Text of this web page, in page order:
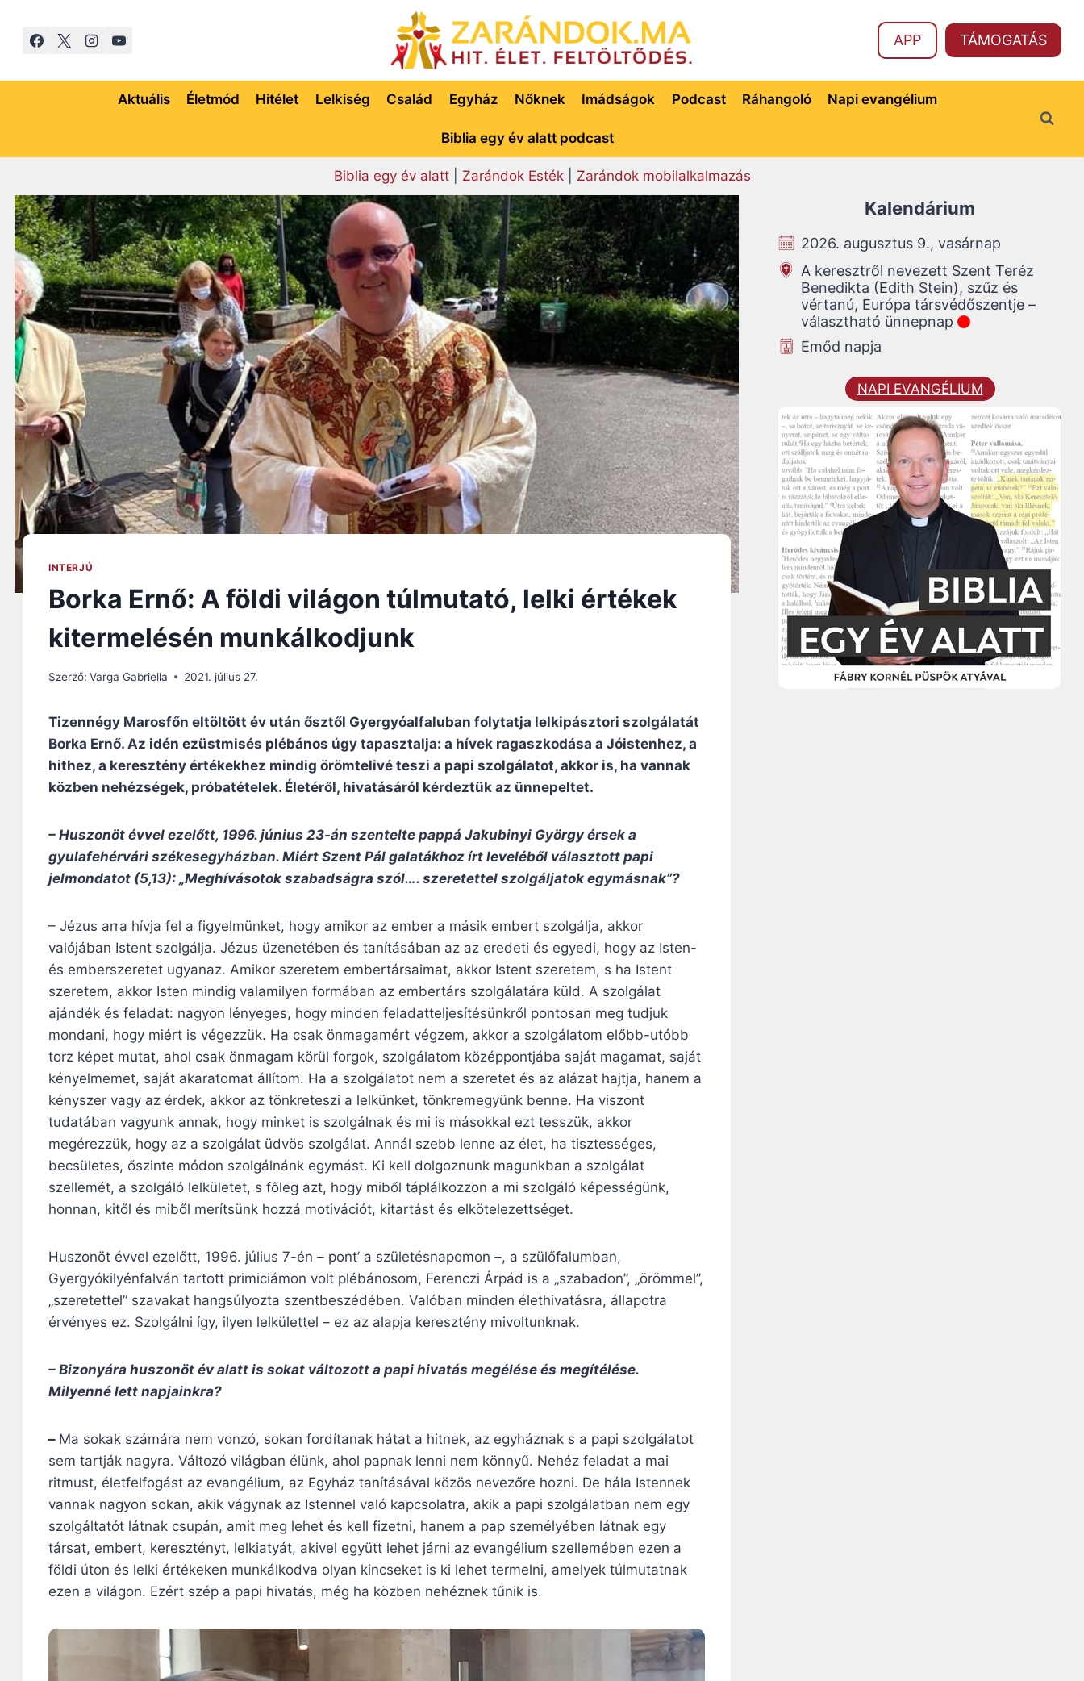
APP TÁMOGATÁS
Aktuális Életmód Hitélet Lelkiség Család Egyház Nőknek Imádságok Podcast Ráhangoló Napi evangélium
Biblia egy év alatt podcast
Biblia egy év alatt| Zarándok Esték| Zarándok mobilalkalmazás
INTERJÚ
Borka Ernő: A földi világon túlmutató, lelki értékek
kitermelésén munkálkodjunk
Szerző: Varga Gabriella 2021. július 27.
Tizennégy Marosfőn eltöltött év után ősztől Gyergyóalfaluban folytatja lelkipásztori szolgálatát
Borka Ernő. Az idén ezüstmisés plébános úgy tapasztalja: a hívek ragaszkodása a Jóistenhez, a
hithez, a keresztény értékekhez mindig örömtelivé teszi a papi szolgálatot, akkor is, ha vannak
közben nehézségek, próbatételek. Életéről, hivatásáról kérdeztük az ünnepeltet.
– Huszonöt évvel ezelőtt, 1996. június 23-án szentelte pappá Jakubinyi György érsek a
gyulafehérvári székesegyházban. Miért Szent Pál galatákhoz írt leveléből választott papi
jelmondatot (5,13): „Meghívásotok szabadságra szól…. szeretettel szolgáljatok egymásnak”?
– Jézus arra hívja fel a figyelmünket, hogy amikor az ember a másik embert szolgálja, akkor
valójában Istent szolgálja. Jézus üzenetében és tanításában az az eredeti és egyedi, hogy az Isten-
és emberszeretet ugyanaz. Amikor szeretem embertársaimat, akkor Istent szeretem, s ha Istent
szeretem, akkor Isten mindig valamilyen formában az embertárs szolgálatára küld. A szolgálat
ajándék és feladat: nagyon lényeges, hogy minden feladatteljesítésünkről pontosan meg tudjuk
mondani, hogy miért is végezzük. Ha csak önmagamért végzem, akkor a szolgálatom előbb-utóbb
torz képet mutat, ahol csak önmagam körül forgok, szolgálatom középpontjába saját magamat, saját
kényelmemet, saját akaratomat állítom. Ha a szolgálatot nem a szeretet és az alázat hajtja, hanem a
kényszer vagy az érdek, akkor az tönkreteszi a lelkünket, tönkremegyünk benne. Ha viszont
tudatában vagyunk annak, hogy minket is szolgálnak és mi is másokkal ezt tesszük, akkor
megérezzük, hogy az a szolgálat üdvös szolgálat. Annál szebb lenne az élet, ha tisztességes,
becsületes, őszinte módon szolgálnánk egymást. Ki kell dolgoznunk magunkban a szolgálat
szellemét, a szolgáló lelkületet, s főleg azt, hogy miből táplálkozzon a mi szolgáló képességünk,
honnan, kitől és miből merítsünk hozzá motivációt, kitartást és elkötelezettséget.
Huszonöt évvel ezelőtt, 1996. július 7-én – pont’ a születésnapomon –, a szülőfalumban,
Gyergyókilyénfalván tartott primiciámon volt plébánosom, Ferenczi Árpád is a „szabadon”, „örömmel”,
„szeretettel” szavakat hangsúlyozta szentbeszédében. Valóban minden élethivatásra, állapotra
érvényes ez. Szolgálni így, ilyen lelkülettel – ez az alapja keresztény mivoltunknak.
– Bizonyára huszonöt év alatt is sokat változott a papi hivatás megélése és megítélése.
Milyenné lett napjainkra?
– Ma sokak számára nem vonzó, sokan fordítanak hátat a hitnek, az egyháznak s a papi szolgálatot
sem tartják nagyra. Változó világban élünk, ahol papnak lenni nem könnyű. Nehéz feladat a mai
ritmust, életfelfogást az evangélium, az Egyház tanításával közös nevezőre hozni. De hála Istennek
vannak nagyon sokan, akik vágynak az Istennel való kapcsolatra, akik a papi szolgálatban nem egy
szolgáltatót látnak csupán, amit meg lehet és kell fizetni, hanem a pap személyében látnak egy
társat, embert, keresztényt, lelkiatyát, akivel együtt lehet járni az evangélium szellemében ezen a
földi úton és lelki értékeken munkálkodva olyan kincseket is ki lehet termelni, amelyek túlmutatnak
ezen a világon. Ezért szép a papi hivatás, még ha közben nehéznek tűnik is.
Kalendárium
2026. augusztus 9., vasárnap
A keresztről nevezett Szent Teréz
Benedikta (Edith Stein), szűz és
vértanú, Európa társvédőszentje –
választható ünnepnap
Emőd napja
NAPI EVANGÉLIUM